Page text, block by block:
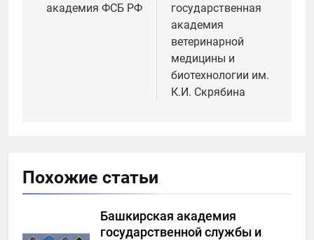
записям
академия ФСБ РФ
государственная
академия
ветеринарной
медицины и
биотехнологии им.
К.И. Скрябина
Похожие статьи
Башкирская академия
государственной службы и